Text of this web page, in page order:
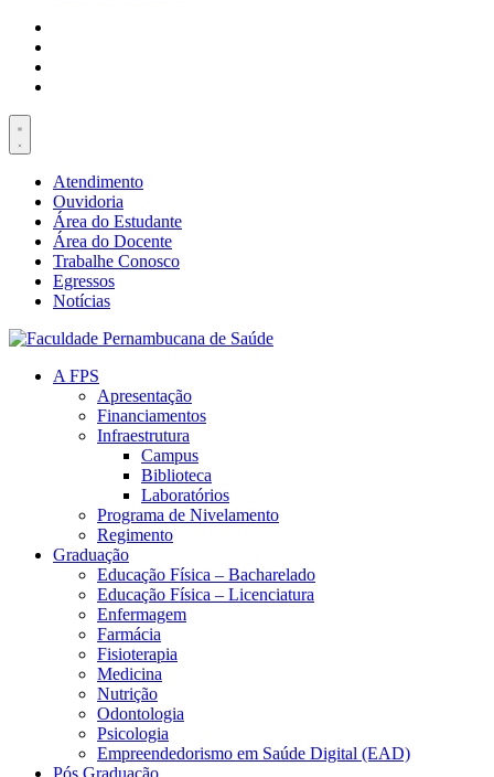
Atendimento
Ouvidoria
Área do Estudante
Área do Docente
Trabalhe Conosco
Egressos
Notícias
A FPS
Apresentação
Financiamentos
Infraestrutura
Campus
Biblioteca
Laboratórios
Programa de Nivelamento
Regimento
Graduação
Educação Física – Bacharelado
Educação Física – Licenciatura
Enfermagem
Farmácia
Fisioterapia
Medicina
Nutrição
Odontologia
Psicologia
Empreendedorismo em Saúde Digital (EAD)
Pós Graduação